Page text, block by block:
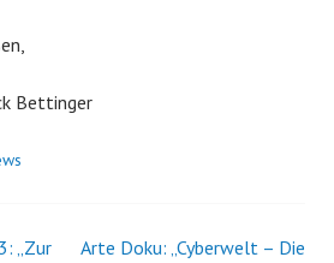
Bettinger
„Zur
Arte Doku: „Cyberwelt – Die